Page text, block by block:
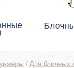
/ Для блочных